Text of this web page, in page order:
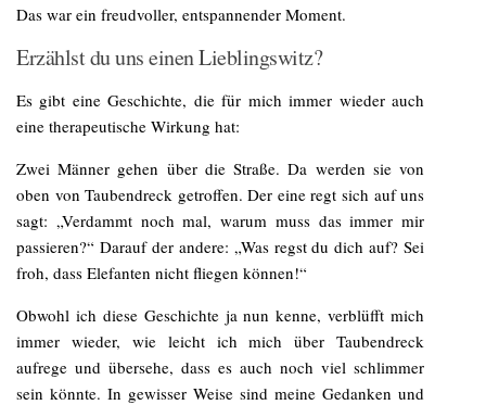
Das war ein freudvoller, entspannender Moment.
Erzählst du uns einen Lieblingswitz?
Es gibt eine Geschichte, die für mich immer wieder auch
eine therapeutische Wirkung hat:
Zwei Männer gehen über die Straße. Da werden sie von
oben von Taubendreck getroffen. Der eine regt sich auf uns
sagt: „Verdammt noch mal, warum muss das immer mir
passieren?“ Darauf der andere: „Was regst du dich auf? Sei
froh, dass Elefanten nicht fliegen können!“
Obwohl ich diese Geschichte ja nun kenne, verblüfft mich
immer wieder, wie leicht ich mich über Taubendreck
aufrege und übersehe, dass es auch noch viel schlimmer
sein könnte. In gewisser Weise sind meine Gedanken und